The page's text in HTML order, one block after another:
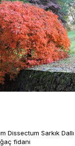
Dissectum Sarkık Dallı
fidanı